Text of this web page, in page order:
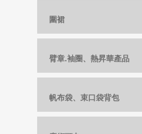
圍裙
臂章.袖圈、熱昇華產品
帆布袋、束口袋背包